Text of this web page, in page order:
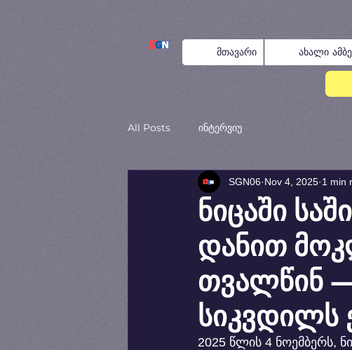
მთავარი ახალი
All Posts ინტერვიუ
ნიცაში
დანით
თვალწინ
სიკვდილს
SGN06 Nov 4, 2025 1 min
2025 წლის 4 ნოემბერს,